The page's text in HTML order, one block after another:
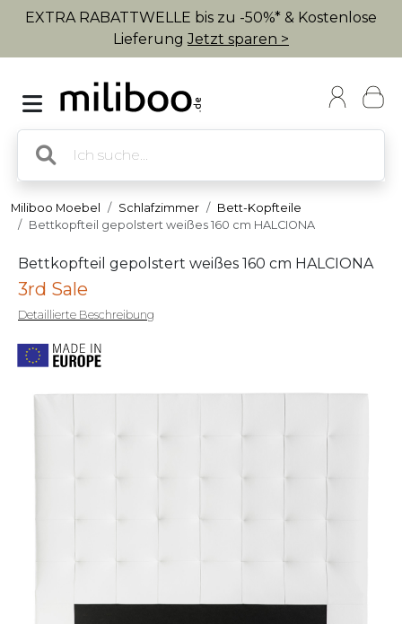
EXTRA RABATTWELLE bis zu -50%* & Kostenlose
LieferungJetzt sparen >
Miliboo Moebel Schlafzimmer
Bett-Kopfteile
Bettkopfteil gepolstert weißes 160 cm HALCIONA
Bettkopfteil gepolstert weißes 160 cm HALCIONA
3rd Sale
Detaillierte Beschreibung